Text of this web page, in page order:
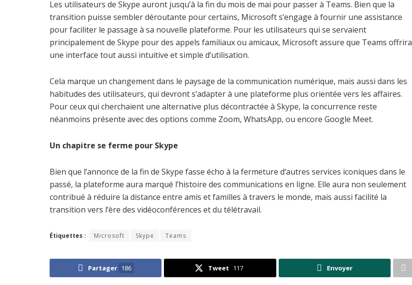
Les utilisateurs de Skype auront jusqu’à la fin du mois de mai pour passer à Teams. Bien que la
transition puisse sembler déroutante pour certains, Microsoft s’engage à fournir une assistance
pour faciliter le passage à sa nouvelle plateforme. Pour les utilisateurs qui se servaient
principalement de Skype pour des appels familiaux ou amicaux, Microsoft assure que Teams offrira
une interface tout aussi intuitive et simple d’utilisation.
Cela marque un changement dans le paysage de la communication numérique, mais aussi dans les
habitudes des utilisateurs, qui devront s’adapter à une plateforme plus orientée vers les affaires.
Pour ceux qui cherchaient une alternative plus décontractée à Skype, la concurrence reste
néanmoins présente avec des options comme Zoom, WhatsApp, ou encore Google Meet.
Un chapitre se ferme pour Skype
Bien que l’annonce de la fin de Skype fasse écho à la fermeture d’autres services iconiques dans le
passé, la plateforme aura marqué l’histoire des communications en ligne. Elle aura non seulement
contribué à réduire la distance entre amis et familles à travers le monde, mais aussi facilité la
transition vers l’ère des vidéoconférences et du télétravail.
Étiquettes : Microsoft Skype Teams
Partager 186 Tweet 117 Envoyer